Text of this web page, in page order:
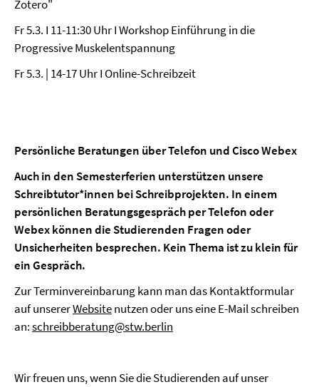
Zotero"
Fr 5.3. I 11-11:30 Uhr I Workshop Einführung in die
Progressive Muskelentspannung
Fr 5.3. | 14-17 Uhr I Online-Schreibzeit
Persönliche Beratungen über Telefon und Cisco Webex
Auch in den Semesterferien unterstützen unsere
Schreibtutor*innen bei Schreibprojekten. In einem
persönlichen Beratungsgespräch per Telefon oder
Webex können die Studierenden Fragen oder
Unsicherheiten besprechen. Kein Thema ist zu klein für
ein Gespräch.
Zur Terminvereinbarung kann man das Kontaktformular
auf unsererWebsitenutzen oder uns eine E-Mail schreiben
an:schreibberatung@stw.berlin
Wir freuen uns, wenn Sie die Studierenden auf unser